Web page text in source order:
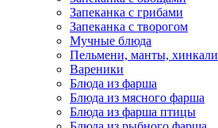
Запеканка с грибами
Запеканка с творогом
Мучные блюда
Пельмени, манты, хинкали
Вареники
Блюда из фарша
Блюда из мясного фарша
Блюда из фарша птицы